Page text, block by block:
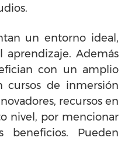
un entorno ideal,
aprendizaje. Además
con un amplio
cursos de inmersión
recursos en
nivel, por mencionar
beneficios. Pueden